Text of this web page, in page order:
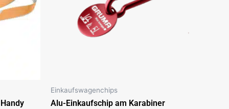
Einkaufswagenchips
Alu-Einkaufschip am Karabiner